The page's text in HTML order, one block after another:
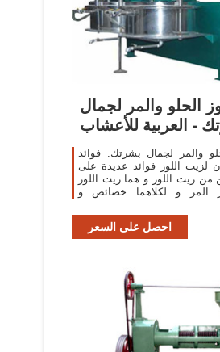
الحلو والمر لجمال
- العربية للأعشاب
والمر لجمال بشرتك. فوائد
لزيت اللوز فوائد عديدة على
من زيت اللوز و هما زيت اللوز
المر و لكلاهما خصائص و
احصل على السعر